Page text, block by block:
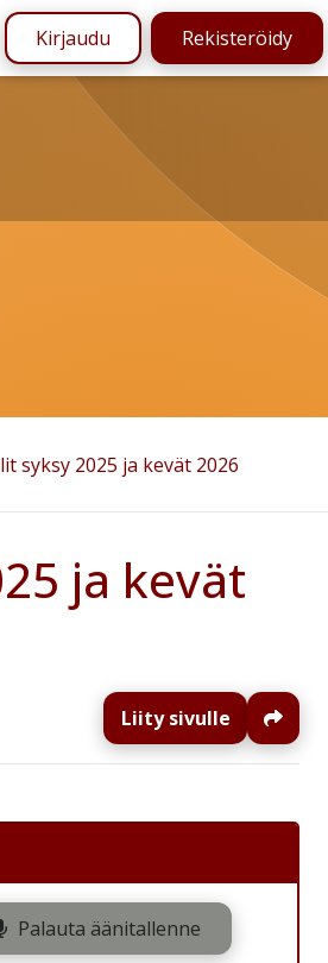
Kirjaudu Rekisteröidy
syksy 2025 ja kevät 2026
ja kevät
Liity sivulle
Palauta äänitallenne